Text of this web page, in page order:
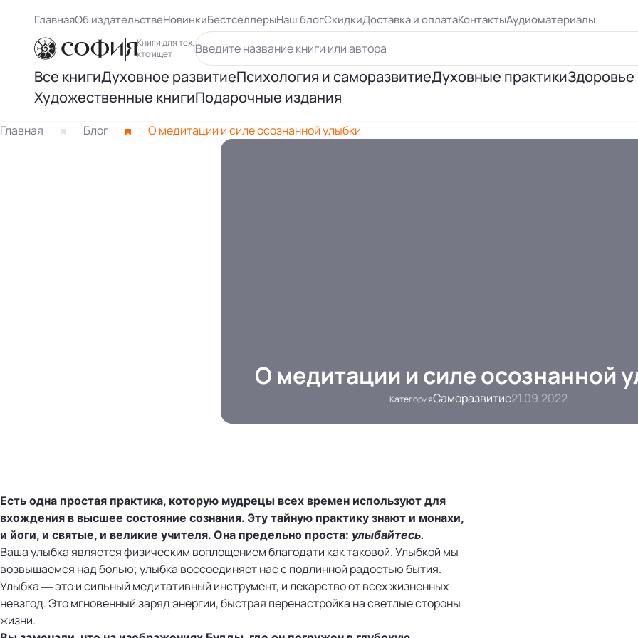
ГлавнаяОб издательствеНовинкиБестселлерыНаш блогСкидкиДоставка и оплатаКонтактыАудиоматериалы
Книги для тех,
кто ищет
Все книгиДуховное развитие
Духовный рост
Психология и саморазвитие
Самосовершенствование
Духовные практики
Художественные книги
Книги Карлоса Кастанеды
Подарочные издания
Главная Блог О медитации и силе осознанной улыбки
О медитации и силе осознанной
КатегорияСаморазвитие21.09.2022
Есть одна простая практика, которую мудрецы всех времен используют для
вхождения в высшее состояние сознания. Эту тайную практику знают и монахи,
и йоги, и святые, и великие учителя. Она предельно проста: улыбайтесь.
Ваша улыбка является физическим воплощением благодати как таковой. Улыбкой мы
возвышаемся над болью; улыбка воссоединяет нас с подлинной радостью бытия.
Улыбка — это и сильный медитативный инструмент, и лекарство от всех жизненных
невзгод. Это мгновенный заряд энергии, быстрая перенастройка на светлые стороны
жизни.